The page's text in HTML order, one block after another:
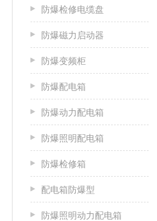
防爆检修电缆盘
防爆磁力启动器
防爆变频柜
防爆配电箱
防爆动力配电箱
防爆照明配电箱
防爆检修箱
配电箱防爆型
防爆照明动力配电箱